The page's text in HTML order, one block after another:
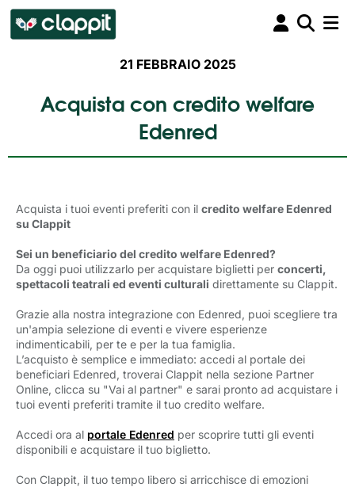
21 FEBBRAIO 2025
Acquista con credito welfare
Edenred
Acquista i tuoi eventi preferiti con il credito welfare Edenred
su Clappit
Sei un beneficiario del credito welfare Edenred?
Da oggi puoi utilizzarlo per acquistare biglietti per concerti,
spettacoli teatrali ed eventi culturali direttamente su Clappit.
Grazie alla nostra integrazione con Edenred, puoi scegliere tra
un'ampia selezione di eventi e vivere esperienze
indimenticabili, per te e per la tua famiglia.
L’acquisto è semplice e immediato: accedi al portale dei
beneficiari Edenred, troverai Clappit nella sezione Partner
Online, clicca su "Vai al partner" e sarai pronto ad acquistare i
tuoi eventi preferiti tramite il tuo credito welfare.
Accedi ora al portale Edenred per scoprire tutti gli eventi
disponibili e acquistare il tuo biglietto.
Con Clappit, il tuo tempo libero si arricchisce di emozioni